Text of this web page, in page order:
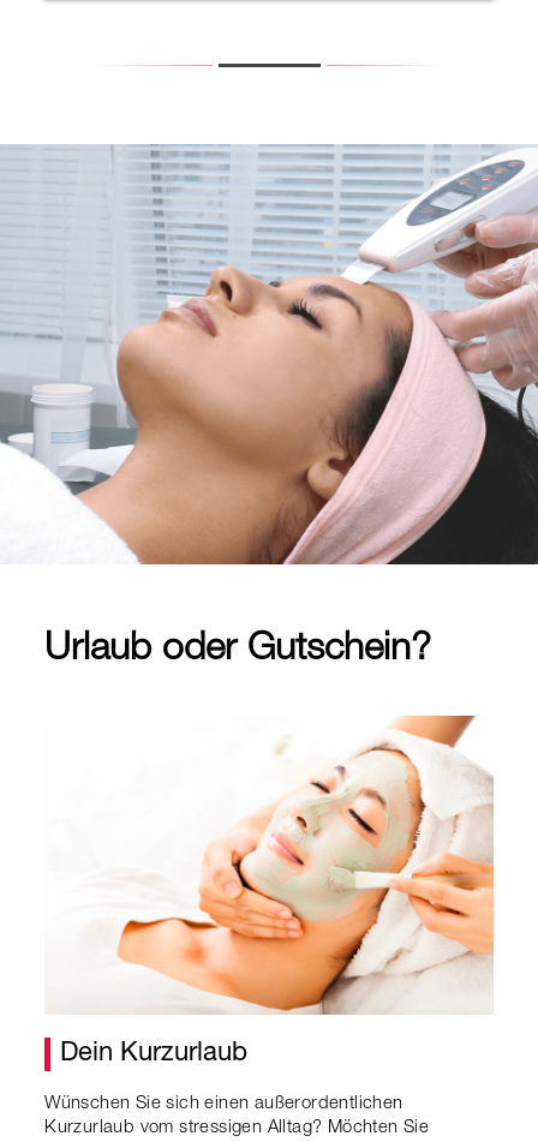
Urlaub oder Gutschein?
Dein Kurzurlaub
Wünschen Sie sich einen außerordentlichen
Kurzurlaub vom stressigen Alltag? Möchten Sie